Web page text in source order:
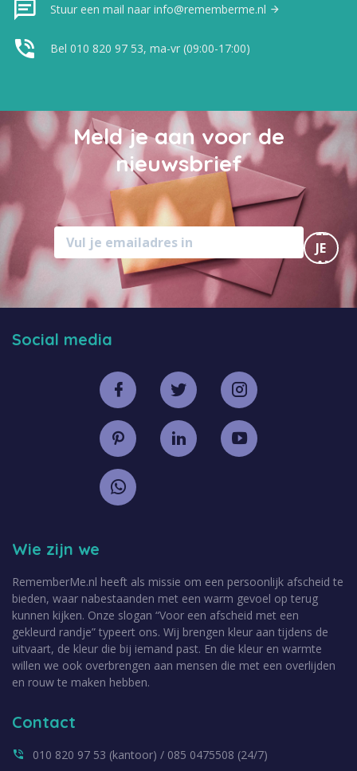
Stuur een mail naar info@rememberme.nl
Bel 010 820 97 53, ma-vr (09:00-17:00)
Meld je aan voor de
nieuwsbrief
MELD
JE
AAN
Contact
010 820 97 53 (kantoor) / 085 0475508 (24/7)
Wie zijn we
RememberMe.nl heeft als missie om een persoonlijk afscheid te
bieden, waar nabestaanden met een warm gevoel op terug
kunnen kijken. Onze slogan “Voor een afscheid met een
gekleurd randje” typeert ons. Wij brengen kleur aan tijdens de
uitvaart, de kleur die bij iemand past. En die kleur en warmte
willen we ook overbrengen aan mensen die met een overlijden
en rouw te maken hebben.
Social media